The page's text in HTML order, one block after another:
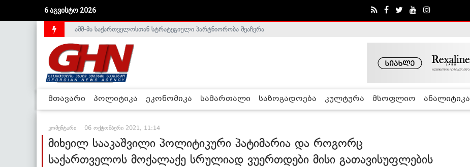
6 აგვისტო 2026
საქართველოს დე-ფაქტო მთავრობა არალეგიტიმურია - ჰელსინკის კომისია
აშშ-მა საქართველოსთან სტრატეგიული პარტნიორობა შეაჩერა
მთავარი პოლიტიკა ეკონომიკა სამართალი საზოგადოება კულტურა მსოფლიო ანალიტიკა
კომენტარი 06 ოქტომბერი 2021, 11:14
მიხეილ სააკაშვილი პოლიტიკური პატიმარია და როგორც
საქართველოს მოქალაქე სრულიად ვუერთდები მისი გათავისუფლების